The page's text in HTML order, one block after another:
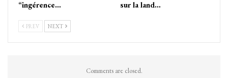
“ingérence…
sur la land…
PREV NEXT
Comments are closed.